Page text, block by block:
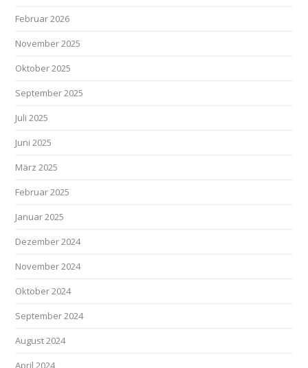
Februar 2026
November 2025
Oktober 2025
September 2025
Juli 2025
Juni 2025
März 2025
Februar 2025
Januar 2025
Dezember 2024
November 2024
Oktober 2024
September 2024
August 2024
April 2024